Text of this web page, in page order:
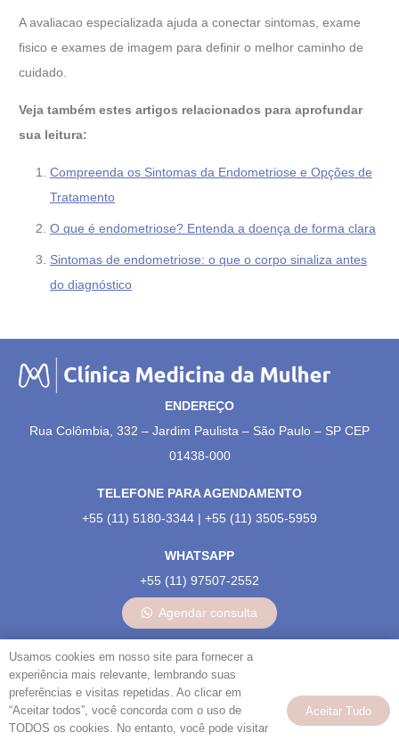
A avaliacao especializada ajuda a conectar sintomas, exame
fisico e exames de imagem para definir o melhor caminho de
cuidado.
Veja também estes artigos relacionados para aprofundar
sua leitura:
Compreenda os Sintomas da Endometriose e Opções de
Tratamento
O que é endometriose? Entenda a doença de forma clara
Sintomas de endometriose: o que o corpo sinaliza antes
do diagnóstico
ENDEREÇO
Rua Colômbia, 332 – Jardim Paulista – São Paulo – SP CEP
01438-000
TELEFONE PARA AGENDAMENTO
+55 (11) 5180-3344 | +55 (11) 3505-5959
WHATSAPP
+55 (11) 97507-2552
Agendar consulta
Usamos cookies em nosso site para fornecer a
experiência mais relevante, lembrando suas
preferências e visitas repetidas. Ao clicar em
“Aceitar todos”, você concorda com o uso de
TODOS os cookies. No entanto, você pode visitar
Aceitar Tudo